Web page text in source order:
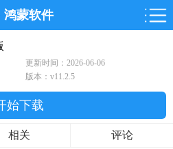
鸿蒙软件
题
更新时间：2026-06-06
版本：v11.2.5
始下载
相关 评论